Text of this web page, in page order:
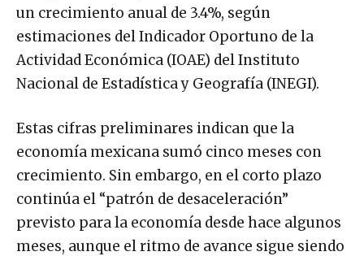
un crecimiento anual de 3.4%, según
estimaciones del Indicador Oportuno de la
Actividad Económica (IOAE) del Instituto
Nacional de Estadística y Geografía (INEGI).
Estas cifras preliminares indican que la
economía mexicana sumó cinco meses con
crecimiento. Sin embargo, en el corto plazo
continúa el “patrón de desaceleración”
previsto para la economía desde hace algunos
meses, aunque el ritmo de avance sigue siendo